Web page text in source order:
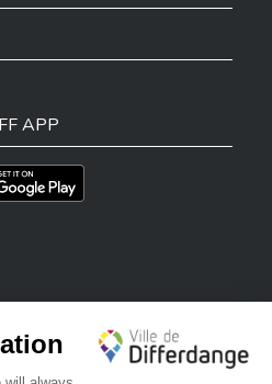
APP
Storel'app sur Play Store
✕